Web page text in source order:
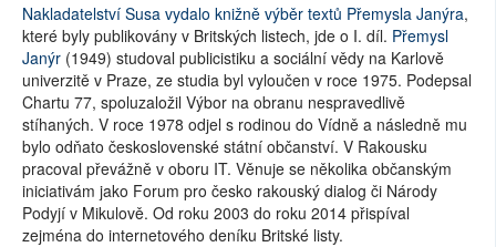
Nakladatelství Susa vydalo knižně výběr textů Přemysla Janýra,
které byly publikovány v Britských listech, jde o I. díl. Přemysl
Janýr (1949) studoval publicistiku a sociální vědy na Karlově
univerzitě v Praze, ze studia byl vyloučen v roce 1975. Podepsal
Chartu 77, spoluzaložil Výbor na obranu nespravedlivě
stíhaných. V roce 1978 odjel s rodinou do Vídně a následně mu
bylo odňato československé státní občanství. V Rakousku
pracoval převážně v oboru IT. Věnuje se několika občanským
iniciativám jako Forum pro česko rakouský dialog či Národy
Podyjí v Mikulově. Od roku 2003 do roku 2014 přispíval
zejména do internetového deníku Britské listy.